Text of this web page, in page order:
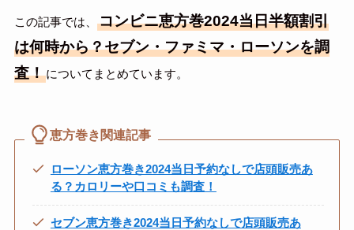
この記事では、
コンビニ恵方巻2024当日半額割引
は何時から？セブン・ファミマ・ローソンを調
査！についてまとめています。
恵方巻き関連記事
ローソン恵方巻き2024当日予約なしで店頭販売あ
る？カロリーや口コミも調査！
セブン恵方巻き2024当日予約なしで店頭販売あ